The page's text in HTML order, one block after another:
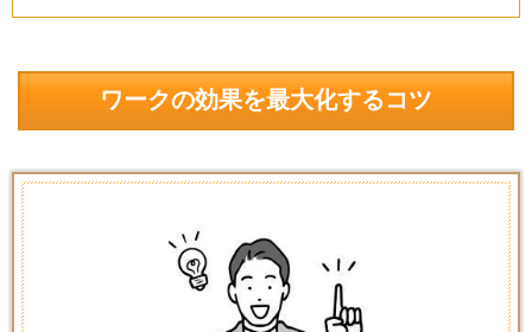
ワークの効果を最大化するコツ